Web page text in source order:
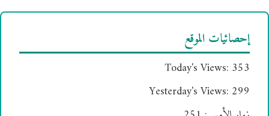
إحصائيات الموقع
Today's Views: 353
Yesterday's Views: 299